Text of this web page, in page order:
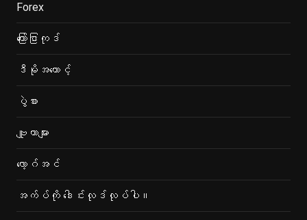
Forex
ကြော်ငြာကုဒ်
ဒီမိုအကောင့်
ပွဲစား
ဗျူဟာများ
လော့ဂ်အင်
အက်ပ်ကို ဒေါင်းလုဒ်လုပ်ပါ။